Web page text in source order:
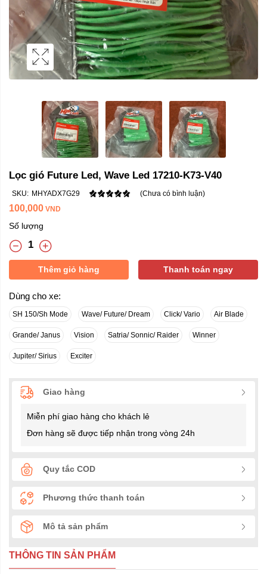
Lọc gió Future Led, Wave Led 17210-K73-V40
SKU: MHYADX7G29 (Chưa có bình luận)
100,000 VND
Số lượng
Thêm giỏ hàng Thanh toán ngay
Dùng cho xe:
SH 150/Sh Mode Wave/ Future/ Dream Click/ Vario Air Blade
Grande/ Janus Vision Satria/ Sonnic/ Raider Winner
Jupiter/ Sirius Exciter
Giao hàng
Miễn phí giao hàng cho khách lẻ
Đơn hàng sẽ được tiếp nhận trong vòng 24h
Quy tắc COD
Phương thức thanh toán
Mô tả sản phẩm
THÔNG TIN SẢN PHẨM